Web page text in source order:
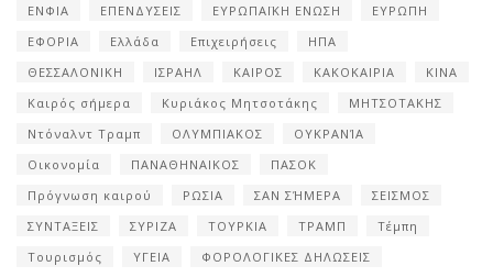
ΕΝΦΙΑ
ΕΠΕΝΔΥΣΕΙΣ ΕΥΡΩΠΑΪΚΗ ΕΝΩΣΗ
ΕΥΡΩΠΗ
ΕΦΟΡΙΑ
Ελλάδα Επιχειρήσεις
ΗΠΑ
ΘΕΣΣΑΛΟΝΙΚΗ
ΙΣΡΑΗΛ ΚΑΙΡΟΣ ΚΑΚΟΚΑΙΡΙΑ
ΚΙΝΑ
Καιρός σήμερα
Κυριάκος Μητσοτάκης
ΜΗΤΣΟΤΑΚΗΣ
Ντόναλντ Τραμπ
ΟΛΥΜΠΙΑΚΟΣ
ΟΥΚΡΑΝΊΑ
Οικονομία
ΠΑΝΑΘΗΝΑΙΚΟΣ
ΠΑΣΟΚ
Πρόγνωση καιρού
ΡΩΣΙΑ ΣΑΝ ΣΉΜΕΡΑ
ΣΕΙΣΜΟΣ
ΣΥΝΤΑΞΕΙΣ
ΣΥΡΙΖΑ ΤΟΥΡΚΙΑ ΤΡΑΜΠ
Τέμπη
Τουρισμός
ΥΓΕΙΑ
ΦΟΡΟΛΟΓΙΚΕΣ ΔΗΛΩΣΕΙΣ